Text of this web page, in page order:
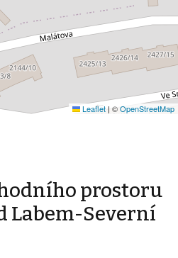
Leaflet | ©OpenStreetMap
prostoru
Labem-Severní